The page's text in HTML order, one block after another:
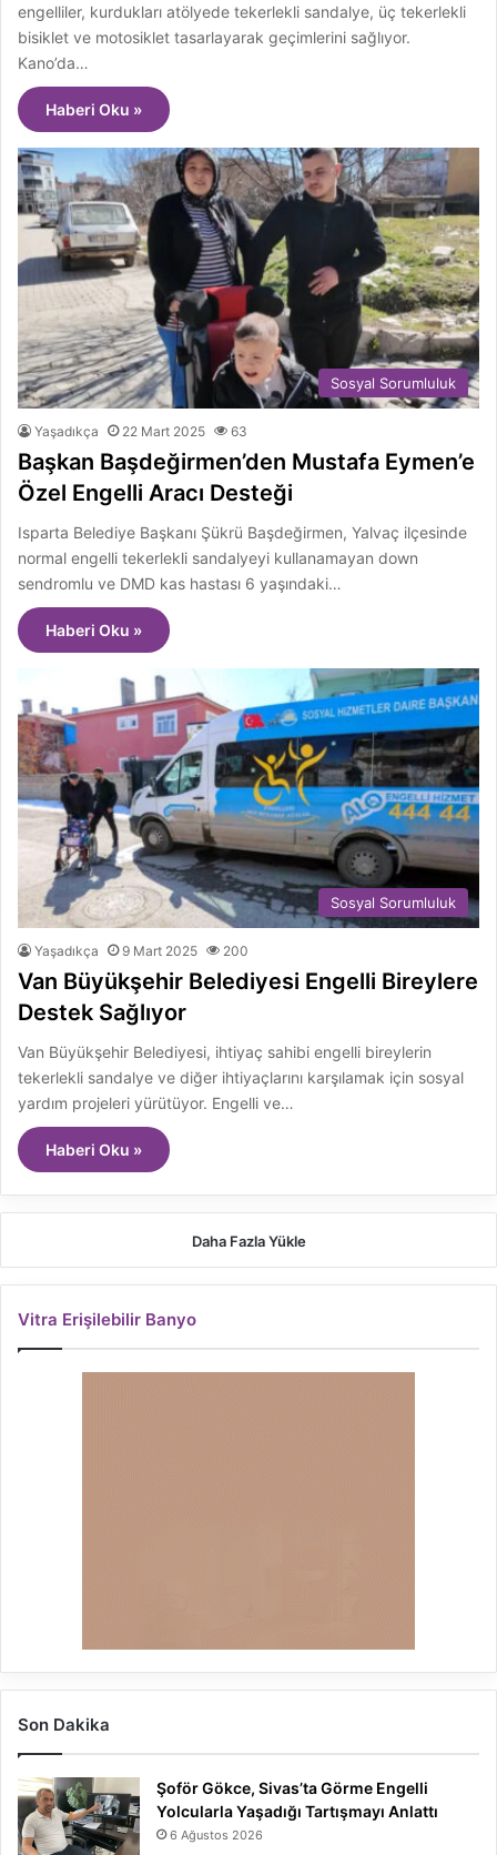
engelliler, kurdukları atölyede tekerlekli sandalye, üç tekerlekli
bisiklet ve motosiklet tasarlayarak geçimlerini sağlıyor.
Kano’da…
Haberi Oku »
Sosyal Sorumluluk
Yaşadıkça 22 Mart 2025 63
Başkan Başdeğirmen’den Mustafa Eymen’e
Özel Engelli Aracı Desteği
Isparta Belediye Başkanı Şükrü Başdeğirmen, Yalvaç ilçesinde
normal engelli tekerlekli sandalyeyi kullanamayan down
sendromlu ve DMD kas hastası 6 yaşındaki…
Haberi Oku »
Sosyal Sorumluluk
Yaşadıkça 9 Mart 2025 200
Van Büyükşehir Belediyesi Engelli Bireylere
Destek Sağlıyor
Van Büyükşehir Belediyesi, ihtiyaç sahibi engelli bireylerin
tekerlekli sandalye ve diğer ihtiyaçlarını karşılamak için sosyal
yardım projeleri yürütüyor. Engelli ve…
Haberi Oku »
Daha Fazla Yükle
Vitra Erişilebilir Banyo
Son Dakika
Şoför Gökce, Sivas’ta Görme Engelli
Yolcularla Yaşadığı Tartışmayı Anlattı
6 Ağustos 2026